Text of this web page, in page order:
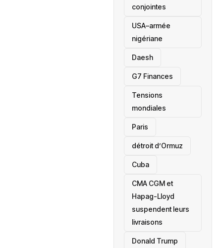
conjointes
USA–armée
nigériane
Daesh
‎G7 Finances
Tensions
mondiales
Paris
détroit d’Ormuz
‎Cuba
CMA CGM et
Hapag-Lloyd
suspendent leurs
livraisons
Donald Trump